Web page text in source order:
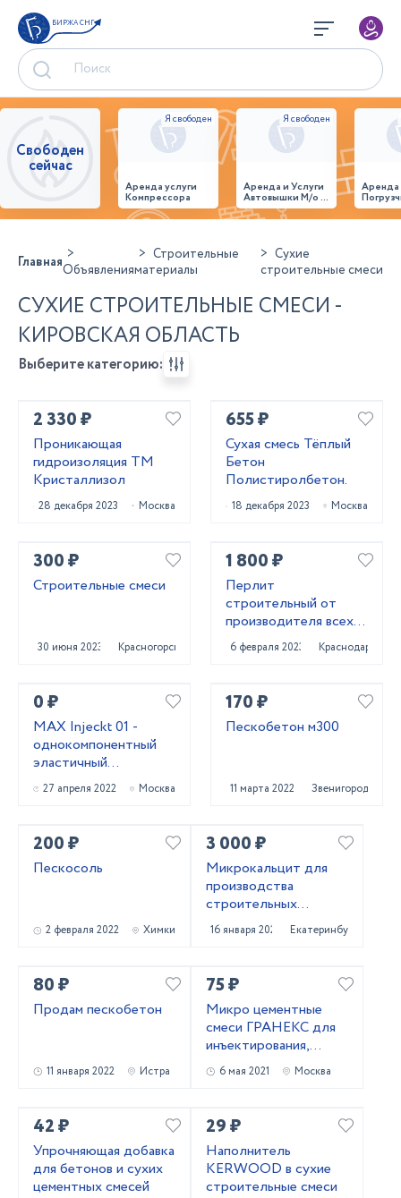
БИРЖА СНГ
Свободен
сейчас
Аренда услуги
Компрессора
Аренда и Услуги
Автовышки М/о г.
Домодедово
26,28,32 место
ГлавнаяОбъявления
Строительные
материалы
Сухие
строительные смеси
СУХИЕ СТРОИТЕЛЬНЫЕ СМЕСИ -
КИРОВСКАЯ ОБЛАСТЬ
Выберите категорию:
2 330 ₽
Проникающая
гидроизоляция ТМ
Кристаллизол
28 декабря 2023 Москва
655 ₽
Сухая смесь Тёплый
Бетон
Полистиролбетон.
18 декабря 2023 Москва
300 ₽
Строительные смеси
30 июня 2023 Красногорск
1 800 ₽
Перлит
строительный от
производителя всех
марок
6 февраля 2023 Краснодар
0 ₽
MAX Injeckt 01 -
однокомпонентный
эластичный
гидроизоляционный
состав
27 апреля 2022 Москва
170 ₽
Пескобетон м300
11 марта 2022 Звенигород
200 ₽
Пескосоль
2 февраля 2022 Химки
3 000 ₽
Микрокальцит для
производства
строительных
материалов
16 января 2022 Екатеринбург
80 ₽
Продам пескобетон
11 января 2022 Истра
75 ₽
Микро цементные
смеси ГРАНЕКС для
инъектирования,
укрепления кирпичной
кладки
6 мая 2021 Москва
42 ₽
Упрочняющая добавка
для бетонов и сухих
цементных смесей
29 ₽
Наполнитель
KERWOOD в сухие
строительные смеси